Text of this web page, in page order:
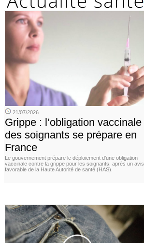
21/07/2026
Grippe : l’obligation vaccinale
des soignants se prépare en
France
Le gouvernement prépare le déploiement d’une obligation
vaccinale contre la grippe pour les soignants, après un avis
favorable de la Haute Autorité de santé (HAS).